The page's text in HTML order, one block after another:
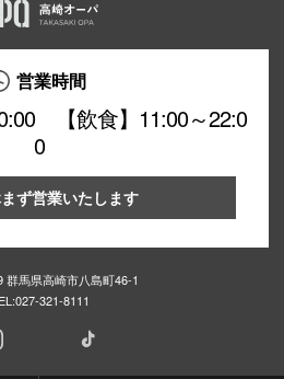
営業時間
【飲食】11:00～22:0
0
ず営業いたします
群馬県高崎市八島町46-1
027-321-8111